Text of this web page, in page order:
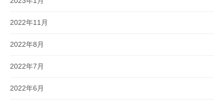
2022年11月
2022年8月
2022年7月
2022年6月